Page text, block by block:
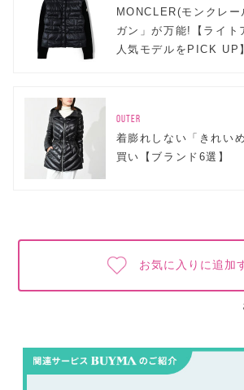
MONCLER(モンクレー
ガン」が万能!【ライト
人気モデルをPICK UP
OUTER
着膨れしない「きれい
買い【ブランド6選】
お気に入りに追加